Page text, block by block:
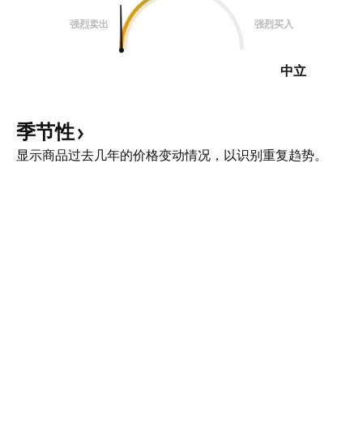
强烈卖出 强烈买入
中立
季节性
显示商品过去几年的价格变动情况，以识别重复趋势。